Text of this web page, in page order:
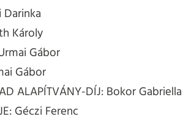
Darinka
Károly
Gábor
Gábor
ALAPÍTVÁNY-DÍJ: Bokor Gabriella
Géczi Ferenc